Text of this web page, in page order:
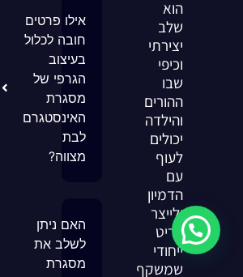
הוא
שלב
יצירתי
וכיפי
שבו
ההורים
והילדה
יכולים
לעוף
עם
הדמיון
ולייצר
פריט
ייחודי
שמשקף
אילו פרטים
חובה לכלול
בעיצוב
הגרפי של
מסגרת
האינסטגרם
לבת
מצווה?
האם ניתן
לשלב את
מסגרת